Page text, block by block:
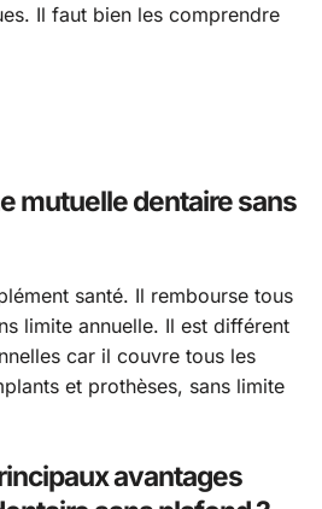
Il faut bien les comprendre
mutuelle dentaire sans
santé. Il rembourse tous
limite annuelle. Il est différent
car il couvre tous les
et prothèses, sans limite
avantages